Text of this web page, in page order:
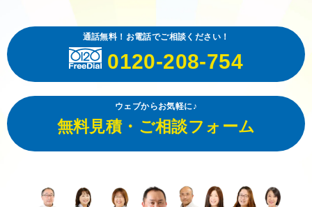
通話無料！お電話でご相談ください！
0120-208-754
ウェブからお気軽に♪
無料見積・ご相談フォーム